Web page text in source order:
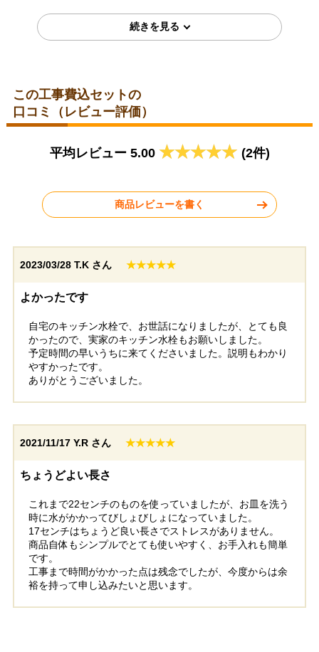
東京都練馬区
2026年4月1日 2026年3月27日
工事実績をもっと見る
この工事費込セットの
口コミ（レビュー評価）
平均レビュー 5.00 (2件)
商品レビューを書く
2023/03/28 T.K さん ★★★★★
よかったです
自宅のキッチン水栓で、お世話になりましたが、とても良
かったので、実家のキッチン水栓もお願いしました。
予定時間の早いうちに来てくださいました。説明もわかり
やすかったです。
ありがとうございました。
2021/11/17 Y.R さん ★★★★★
ちょうどよい長さ
これまで22センチのものを使っていましたが、お皿を洗う
時に水がかかってびしょびしょになっていました。
17センチはちょうど良い長さでストレスがありません。
商品自体もシンプルでとても使いやすく、お手入れも簡単
です。
工事まで時間がかかった点は残念でしたが、今度からは余
裕を持って申し込みたいと思います。